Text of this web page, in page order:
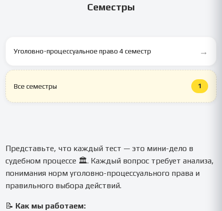
Семестры
Уголовно-процессуальное право 4 семестр →
Все семестры 1
Представьте, что каждый тест — это мини-дело в
судебном процессе 🏛️. Каждый вопрос требует анализа,
понимания норм уголовно-процессуального права и
правильного выбора действий.
📝 Как мы работаем: